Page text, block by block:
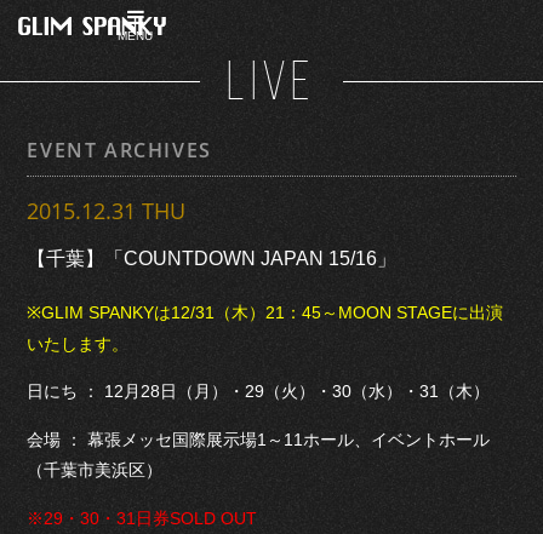
MENU
LIVE
EVENT ARCHIVES
2015.12.31 THU
【千葉】「COUNTDOWN JAPAN 15/16」
※GLIM SPANKYは12/31（木）21：45～MOON STAGEに出演
いたします。
日にち ： 12月28日（月）・29（火）・30（水）・31（木）
会場 ： 幕張メッセ国際展示場1～11ホール、イベントホール
（千葉市美浜区）
※29・30・31日券SOLD OUT